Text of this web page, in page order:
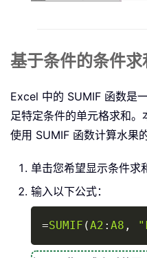
基于条件的条件求
Excel 中的 SUMIF 函数是
足特定条件的单元格求和
使用 SUMIF 函数计算水果
单击您希望显示条件求
输入以下公式：
=SUMIF (A2 : A8 ,